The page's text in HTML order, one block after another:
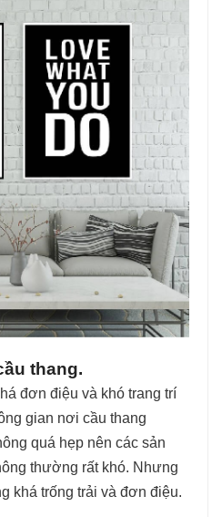
thang.
đơn điệu và khó trang trí
gian nơi cầu thang
quá hẹp nên các sản
thường rất khó. Nhưng
khá trống trải và đơn điệu.